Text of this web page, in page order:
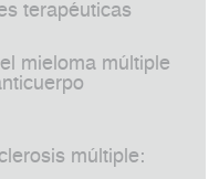
terapéuticas
mieloma múltiple
múltiple: